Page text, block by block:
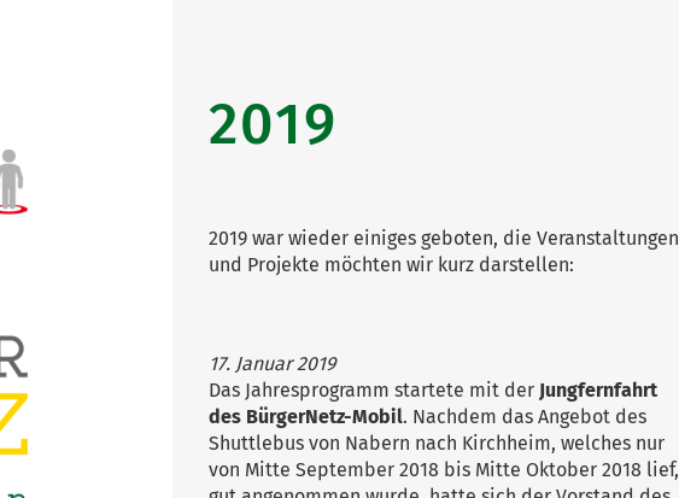
2019
2019 war wieder einiges geboten, die Veranstaltungen
und Projekte möchten wir kurz darstellen:
17. Januar 2019
Das Jahresprogramm startete mit der Jungfernfahrt
des BürgerNetz-Mobil. Nachdem das Angebot des
Shuttlebus von Nabern nach Kirchheim, welches nur
von Mitte September 2018 bis Mitte Oktober 2018 lief,